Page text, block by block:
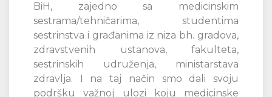
BiH, zajedno sa medicinskim
sestrama/tehničarima, studentima
sestrinstva i građanima iz niza bh. gradova,
zdravstvenih ustanova, fakulteta,
sestrinskih udruženja, ministarstava
zdravlja. I na taj način smo dali svoju
podršku važnoj ulozi koju medicinske